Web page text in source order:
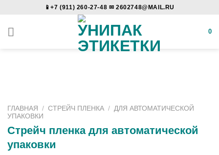
content
📱+7 (911) 260-27-48 ✉ 2602748@MAIL.RU
0
ГЛАВНАЯ / СТРЕЙЧ ПЛЕНКА / ДЛЯ АВТОМАТИЧЕСКОЙ
УПАКОВКИ
Стрейч пленка для автоматической
упаковки